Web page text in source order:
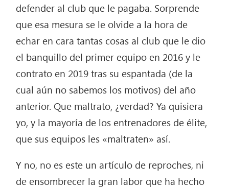
defender al club que le pagaba. Sorprende
que esa mesura se le olvide a la hora de
echar en cara tantas cosas al club que le dio
el banquillo del primer equipo en 2016 y le
contrato en 2019 tras su espantada (de la
cual aún no sabemos los motivos) del año
anterior. Que maltrato, ¿verdad? Ya quisiera
yo, y la mayoría de los entrenadores de élite,
que sus equipos les «maltraten» así.
Y no, no es este un artículo de reproches, ni
de ensombrecer la gran labor que ha hecho